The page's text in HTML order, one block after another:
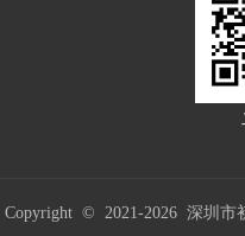
Copyright © 2021-2026 深圳市